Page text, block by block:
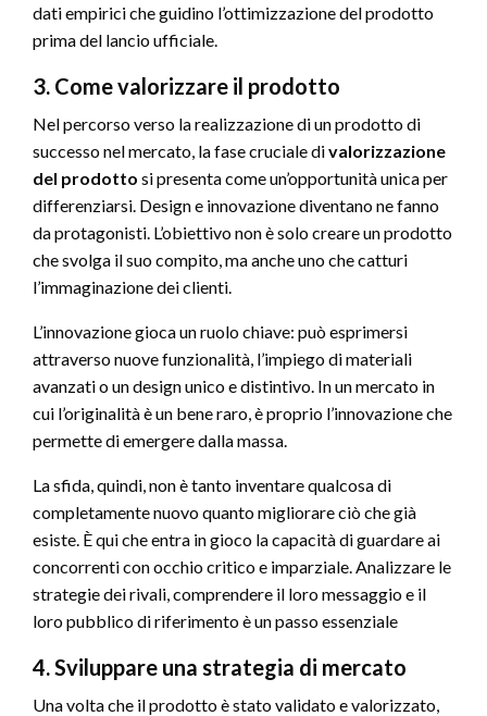
dati empirici che guidino l’ottimizzazione del prodotto
prima del lancio ufficiale.
3. Come valorizzare il prodotto
Nel percorso verso la realizzazione di un prodotto di
successo nel mercato, la fase cruciale divalorizzazione
del prodotto si presenta come un’opportunità unica per
differenziarsi. Design e innovazione diventano ne fanno
da protagonisti. L’obiettivo non è solo creare un prodotto
che svolga il suo compito, ma anche uno che catturi
l’immaginazione dei clienti.
L’innovazione gioca un ruolo chiave: può esprimersi
attraverso nuove funzionalità, l’impiego di materiali
avanzati o un design unico e distintivo. In un mercato in
cui l’originalità è un bene raro, è proprio l’innovazione che
permette di emergere dalla massa.
La sfida, quindi, non è tanto inventare qualcosa di
completamente nuovo quanto migliorare ciò che già
esiste. È qui che entra in gioco la capacità di guardare ai
concorrenti con occhio critico e imparziale. Analizzare le
strategie dei rivali, comprendere il loro messaggio e il
loro pubblico di riferimento è un passo essenziale
4. Sviluppare una strategia di mercato
Una volta che il prodotto è stato validato e valorizzato,